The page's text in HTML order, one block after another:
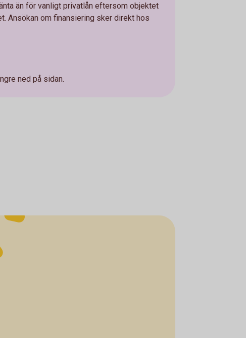
än för vanligt privatlån eftersom objektet
Ansökan om finansiering sker direkt hos
ned på sidan.